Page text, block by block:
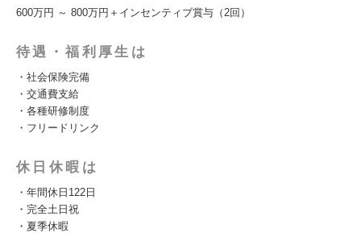
600万円 ～ 800万円＋インセンティブ賞与（2回）
待遇・福利厚生は
・社会保険完備
・交通費支給
・各種研修制度
・フリードリンク
休日休暇は
・年間休日122日
・完全土日祝
・夏季休暇